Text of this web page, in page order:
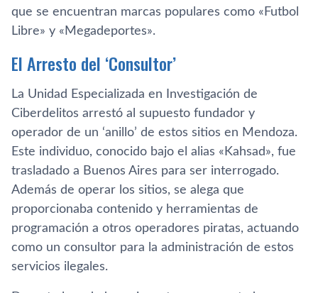
que se encuentran marcas populares como «Futbol
Libre» y «Megadeportes».
El Arresto del ‘Consultor’
La Unidad Especializada en Investigación de
Ciberdelitos arrestó al supuesto fundador y
operador de un ‘anillo’ de estos sitios en Mendoza.
Este individuo, conocido bajo el alias «Kahsad», fue
trasladado a Buenos Aires para ser interrogado.
Además de operar los sitios, se alega que
proporcionaba contenido y herramientas de
programación a otros operadores piratas, actuando
como un consultor para la administración de estos
servicios ilegales.